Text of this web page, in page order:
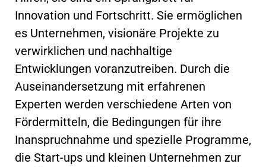
Innovation und Fortschritt. Sie ermöglichen
es Unternehmen, visionäre Projekte zu
verwirklichen und nachhaltige
Entwicklungen voranzutreiben. Durch die
Auseinandersetzung mit erfahrenen
Experten werden verschiedene Arten von
Fördermitteln, die Bedingungen für ihre
Inanspruchnahme und spezielle Programme,
die Start-ups und kleinen Unternehmen zur